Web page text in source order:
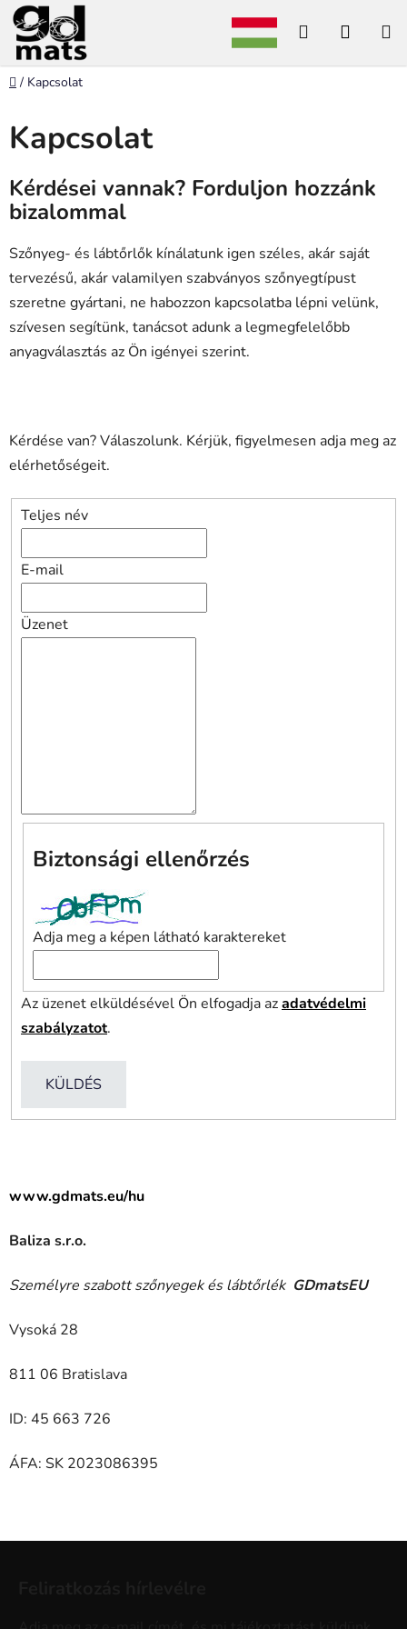
Ugrás
tartalomhoz
Keresés
Kezdőlap
/ Kapcsolat
Kapcsolat
Kérdései vannak? Forduljon hozzánk
bizalommal
Szőnyeg- és lábtőrlők kínálatunk igen széles, akár saját
tervezésű, akár valamilyen szabványos szőnyegtípust
szeretne gyártani, ne habozzon kapcsolatba lépni velünk,
szívesen segítünk, tanácsot adunk a legmegfelelőbb
anyagválasztás az Ön igényei szerint.
Kérdése van? Válaszolunk. Kérjük, figyelmesen adja meg az
elérhetőségeit.
Teljes név
E-mail
Üzenet
Biztonsági ellenőrzés
Adja meg a képen látható karaktereket
Az üzenet elküldésével Ön elfogadja azadatvédelmi
szabályzatot.
KÜLDÉS
www.gdmats.eu/hu
Baliza s.r.o.
Személyre szabott szőnyegek és lábtőrlék GDmatsEU
Vysoká 28
811 06 Bratislava
ID: 45 663 726
ÁFA: SK 2023086395